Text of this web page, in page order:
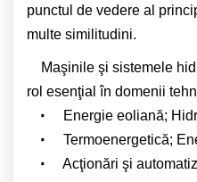
punctul de vedere al
multe similitudini.
Maşinile şi sistemele
rol esenţial în domenii
Energie eoliană;
Termoenergetică;
Acţionări şi